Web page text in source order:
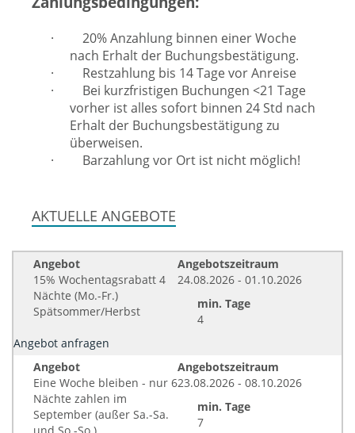
· 20% Anzahlung binnen einer Woche
nach Erhalt der Buchungsbestätigung.
· Restzahlung bis 14 Tage vor Anreise
· Bei kurzfristigen Buchungen <21 Tage
vorher ist alles sofort binnen 24 Std nach
Erhalt der Buchungsbestätigung zu
überweisen.
· Barzahlung vor Ort ist nicht möglich!
AKTUELLE ANGEBOTE
Angebot
15% Wochentagsrabatt 4
Nächte (Mo.-Fr.)
Spätsommer/Herbst
Angebotszeitraum
24.08.2026 - 01.10.2026
min. Tage
4
Angebot anfragen
Angebot
Eine Woche bleiben - nur 6
Nächte zahlen im
September (außer Sa.-Sa.
Angebotszeitraum
23.08.2026 - 08.10.2026
min. Tage
7